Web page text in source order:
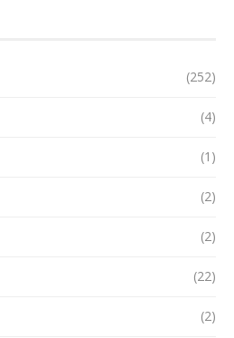
(252)
(4)
(1)
(2)
(2)
(22)
(2)